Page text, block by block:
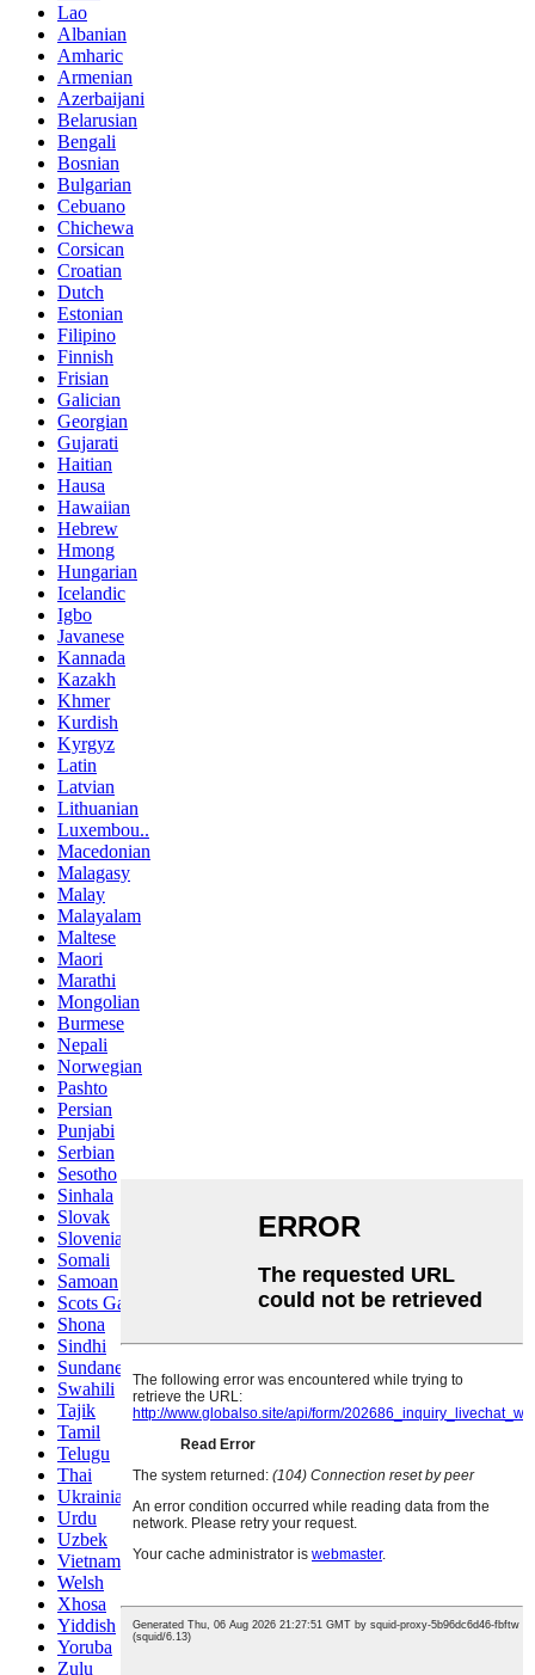
Lao
Albanian
Amharic
Armenian
Azerbaijani
Belarusian
Bengali
Bosnian
Bulgarian
Cebuano
Chichewa
Corsican
Croatian
Dutch
Estonian
Filipino
Finnish
Frisian
Galician
Georgian
Gujarati
Haitian
Hausa
Hawaiian
Hebrew
Hmong
Hungarian
Icelandic
Igbo
Javanese
Kannada
Kazakh
Khmer
Kurdish
Kyrgyz
Latin
Latvian
Lithuanian
Luxembou..
Macedonian
Malagasy
Malay
Malayalam
Maltese
Maori
Marathi
Mongolian
Burmese
Nepali
Norwegian
Pashto
Persian
Punjabi
Serbian
Sesotho
Sinhala
Slovak
Slovenian
Somali
Samoan
Scots Gaelic
Shona
Sindhi
Sundanese
Swahili
Tajik
Tamil
Telugu
Thai
Ukrainian
Urdu
Uzbek
Vietnamese
Welsh
Xhosa
Yiddish
Yoruba
Zulu